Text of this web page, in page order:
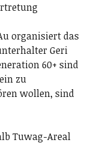
organisiert das
Geri
60+ sind
zu
wollen, sind
Tuwag-Areal